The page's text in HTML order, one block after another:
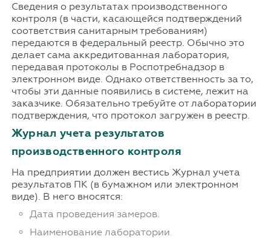
Сведения о результатах производственного
контроля (в части, касающейся подтверждений
соответствия санитарным требованиям)
передаются в федеральный реестр. Обычно это
делает сама аккредитованная лаборатория,
передавая протоколы в Роспотребнадзор в
электронном виде. Однако ответственность за то,
чтобы эти данные появились в системе, лежит на
заказчике. Обязательно требуйте от лаборатории
подтверждения, что протокол загружен в реестр.
Журнал учета результатов
производственного контроля
На предприятии должен вестись Журнал учета
результатов ПК (в бумажном или электронном
виде). В него вносятся:
Дата проведения замеров.
Наименование лаборатории.